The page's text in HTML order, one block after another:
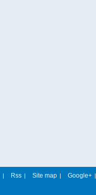
| Rss | Site map | Google+ |